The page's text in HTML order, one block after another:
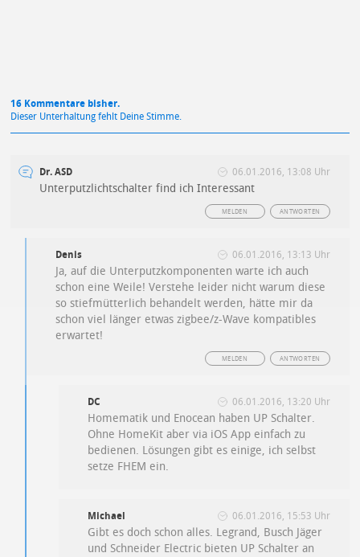
16 Kommentare bisher.
Dieser Unterhaltung fehlt Deine Stimme.
Dr. ASD 06.01.2016, 13:08 Uhr
Unterputzlichtschalter find ich Interessant
ANTWORTEN
MELDEN
Denis 06.01.2016, 13:13 Uhr
Ja, auf die Unterputzkomponenten warte ich auch
schon eine Weile! Verstehe leider nicht warum diese
so stiefmütterlich behandelt werden, hätte mir da
schon viel länger etwas zigbee/z-Wave kompatibles
erwartet!
ANTWORTEN
MELDEN
DC 06.01.2016, 13:20 Uhr
Homematik und Enocean haben UP Schalter.
Ohne HomeKit aber via iOS App einfach zu
bedienen. Lösungen gibt es einige, ich selbst
setze FHEM ein.
Michael 06.01.2016, 15:53 Uhr
Gibt es doch schon alles. Legrand, Busch Jäger
und Schneider Electric bieten UP Schalter an